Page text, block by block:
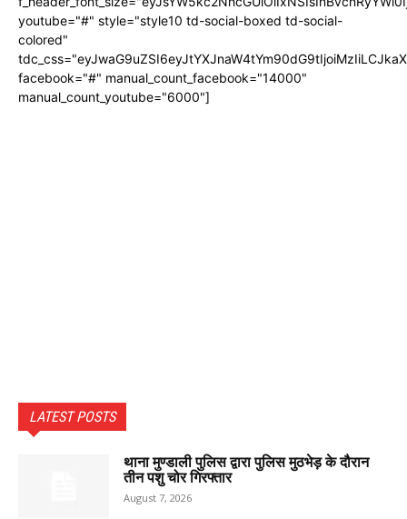
youtube="#" style="style10 td-social-boxed td-social-
colored"
facebook="#" manual_count_facebook="14000"
manual_count_youtube="6000"]
LATEST POSTS
थाना मुण्डाली पुलिस द्वारा पुलिस मुठभेड़ के दौरान
तीन पशु चोर गिरफ्तार
August 7, 2026